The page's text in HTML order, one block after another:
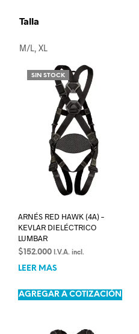
Talla
M/L, XL
SIN STOCK
ARNÉS RED HAWK (4A) –
KEVLAR DIELÉCTRICO
LUMBAR
$152.000 I.V.A. incl.
LEER MÁS
AGREGAR A COTIZACIÓN